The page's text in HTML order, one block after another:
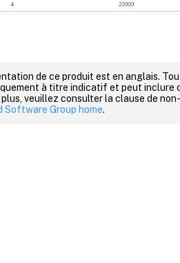
de ce produit est en anglais.
à titre indicatif et peut inclure
veuillez consulter la clause de
Software Group home.